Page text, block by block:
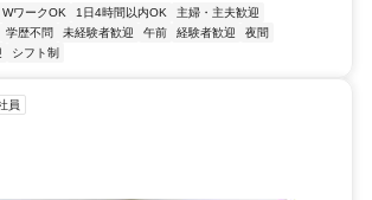
ワークOK 1日4時間以内OK
主婦・主夫歓迎
学歴不問 未経験者歓迎 午前 経験者歓迎
夜間
シフト制
員